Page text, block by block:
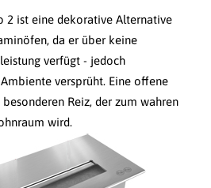
2 ist eine dekorative Alternative
da er über keine
verfügt - jedoch
versprüht. Eine offene
Reiz, der zum wahren
wird.